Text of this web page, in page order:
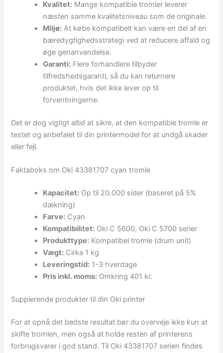
Kvalitet: Mange kompatible tromler leverer
næsten samme kvalitetsniveau som de originale.
Miljø: At købe kompatibelt kan være en del af en
bæredygtighedsstrategi ved at reducere affald og
øge genanvendelse.
Garanti: Flere forhandlere tilbyder
tilfredshedsgaranti, så du kan returnere
produktet, hvis det ikke lever op til
forventningerne.
Det er dog vigtigt altid at sikre, at den kompatible tromle er
testet og anbefalet til din printermodel for at undgå skader
eller fejl.
Faktaboks om Oki 43381707 cyan tromle
Kapacitet: Op til 20.000 sider (baseret på 5%
dækning)
Farve: Cyan
Kompatibilitet: Oki C 5600, Oki C 5700 serier
Produkttype: Kompatibel tromle (drum unit)
Vægt: Cirka 1 kg
Leveringstid: 1-3 hverdage
Pris inkl. moms: Omkring 401 kr.
Supplerende produkter til din Oki printer
For at opnå det bedste resultat bør du overveje ikke kun at
skifte tromlen, men også at holde resten af printerens
forbrugsvarer i god stand. Til Oki 43381707 serien findes